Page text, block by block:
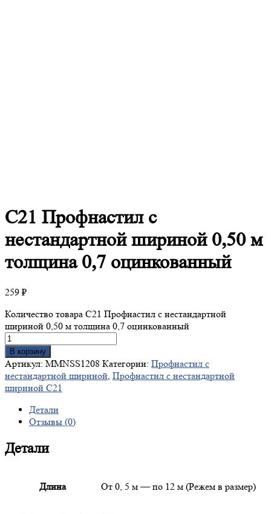
С21 Профнастил с
нестандартной шириной 0,50 м
толщина 0,7 оцинкованный
259 ₽
Количество товара С21 Профнастил с нестандартной
шириной 0,50 м толщина 0,7 оцинкованный
В корзину
Артикул: MMNSS1208 Категории: Профнастил с
нестандартной шириной, Профнастил с нестандартной
шириной С21
Детали
Отзывы (0)
Детали
Длина От 0, 5 м — по 12 м (Режем в размер)